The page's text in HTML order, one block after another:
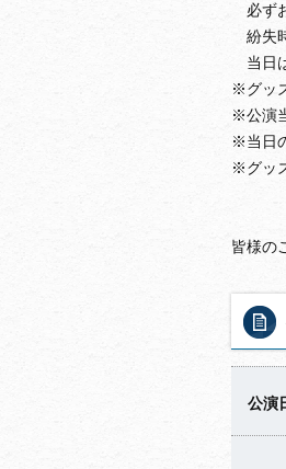
必ず
紛失
当日
※グッ
※公演
※当日
※グッ
皆様の
公演